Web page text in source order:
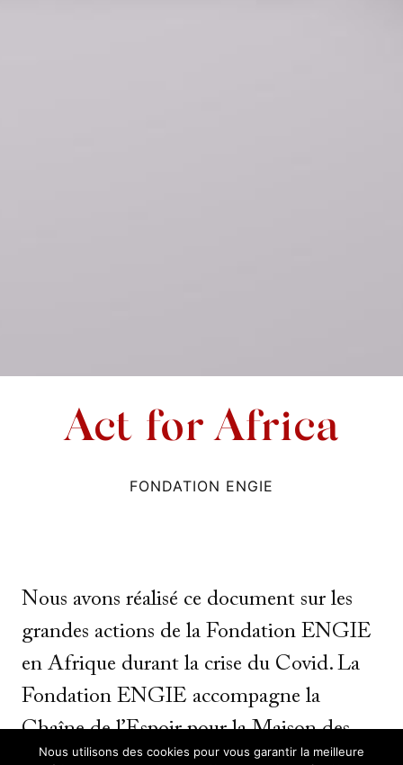
Act for Africa
FONDATION ENGIE
Nous avons réalisé ce document sur les
grandes actions de la Fondation ENGIE
en Afrique durant la crise du Covid. La
Fondation ENGIE accompagne la
Chaîne de l’Espoir pour la Maison des
Nous utilisons des cookies pour vous garantir la meilleure